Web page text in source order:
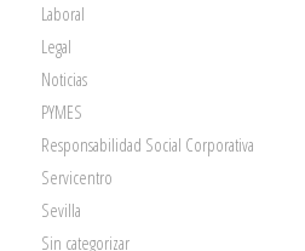
Laboral
Legal
Noticias
PYMES
Responsabilidad Social Corporativa
Servicentro
Sevilla
Sin categorizar